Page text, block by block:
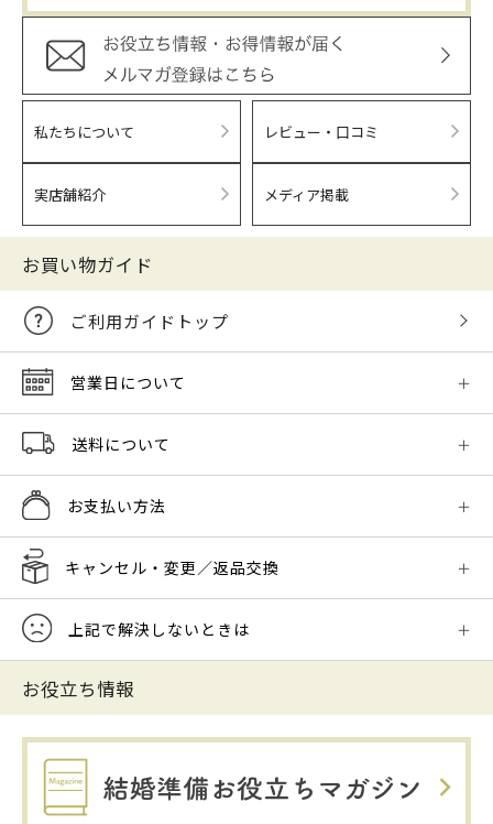
私たちについて レビュー・口コミ
実店舗紹介 メディア掲載
お買い物ガイド
ご利用ガイドトップ
営業日について
送料について
お支払い方法
キャンセル・変更／返品交換
上記で解決しないときは
お役立ち情報